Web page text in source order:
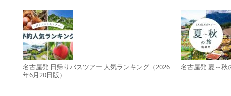
名古屋発 日帰りバスツアー 人気ランキング（2026
年6月20日版）
名古屋発 夏～秋